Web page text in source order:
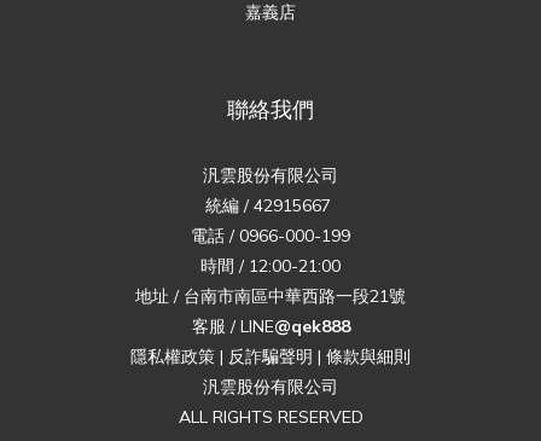
嘉義店
聯絡我們
汎雲股份有限公司
統編 / 42915667
電話 / 0966-000-199
時間 / 12:00-21:00
地址 / 台南市南區中華西路一段21號
客服 / LINE@qek888
隱私權政策 | 反詐騙聲明 | 條款與細則
汎雲股份有限公司
ALL RIGHTS RESERVED